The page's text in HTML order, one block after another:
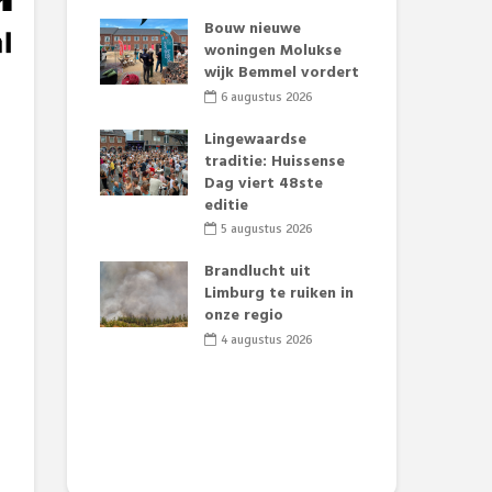
Huubke:
gezicht
visvijvers:
dode
Bouw nieuwe
woningen Molukse
wijk Bemmel vordert
6 augustus 2026
Lingewaardse
traditie: Huissense
Dag viert 48ste
editie
5 augustus 2026
Brandlucht uit
Limburg te ruiken in
onze regio
4 augustus 2026